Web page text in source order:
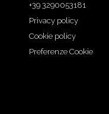
+39 3290053181
Privacy policy
Cookie policy
Preferenze Cookie